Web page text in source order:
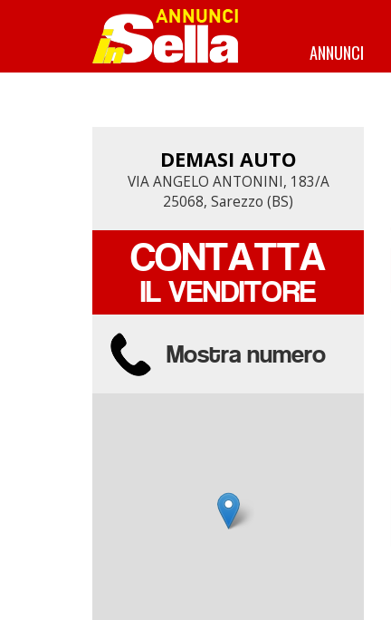
ANNUNCI
DEMASI AUTO
VIA ANGELO ANTONINI, 183/A
25068, Sarezzo (BS)
CONTATTA
IL VENDITORE
Mostra numero
DEMASI AUTO
VIA ANGELO ANTONINI, 183/A
25068, Sarezzo (BS)
CONTATTA
IL VENDITORE
Mostra numero